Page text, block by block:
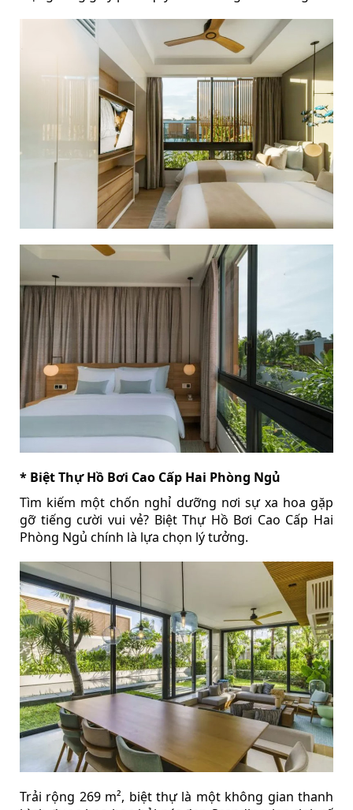
* Biệt Thự Hồ Bơi Cao Cấp Hai Phòng Ngủ
Tìm kiếm một chốn nghỉ dưỡng nơi sự xa hoa gặp
gỡ tiếng cười vui vẻ? Biệt Thự Hồ Bơi Cao Cấp Hai
Phòng Ngủ chính là lựa chọn lý tưởng.
Trải rộng 269 m², biệt thự là một không gian thanh